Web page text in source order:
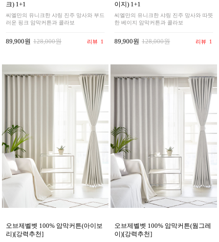
크) 1+1
씨엘만의 유니크한 샤링 진주 망사와 부드
러운 핑크 암막커튼과 콜라보
89,900원 128,000원 리뷰 1
이지) 1+1
씨엘만의 유니크한 샤링 진주 망사와 따뜻
한 베이지 암막커튼과 콜라보
89,900원 128,000원 리뷰 1
오브제벨벳 100% 암막커튼(아이보
리)[강력추천]
오브제벨벳 100% 암막커튼(웜그레
이)[강력추천]